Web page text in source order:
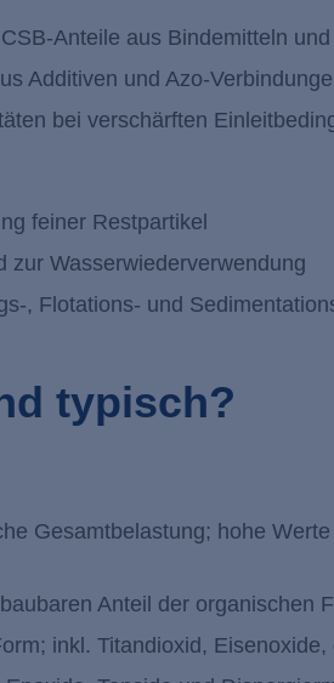
Anteile aus Bindemitteln
Additiven und Azo-
bei verschärften
feiner Restpartikel
zur Wasserwiederverwendung
, Flotations- und
typisch?
Gesamtbelastung; hohe
Anteil der organischen
inkl. Titandioxid,